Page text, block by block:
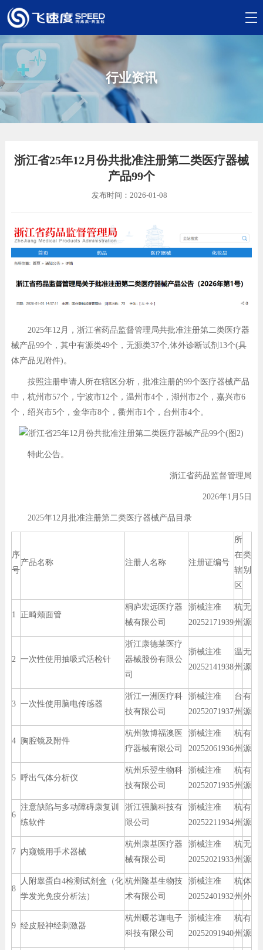
行业资讯
浙江省25年12月份共批准注册第二类医疗器械
产品99个
发布时间：2026-01-08
2025年12月，浙江省药品监督管理局共批准注册第二类医疗器
械产品99个，其中有源类49个，无源类37个,体外诊断试剂13个(具
体产品见附件)。
按照注册申请人所在辖区分析，批准注册的99个医疗器械产品
中，杭州市57个，宁波市12个，温州市4个，湖州市2个，嘉兴市6
个，绍兴市5个，金华市8个，衢州市1个，台州市4个。
特此公告。
浙江省药品监督管理局
2026年1月5日
2025年12月批准注册第二类医疗器械产品目录
序
号
产品名称 注册人名称 注册证编号
所
在
辖
区
类
别
1 正畸颊面管
桐庐宏远医疗器
械有限公司
浙械注准
20252171939
杭
州
无
源
2 一次性使用抽吸式活检针
浙江康德莱医疗
器械股份有限公
司
浙械注准
20252141938
温
州
无
源
3 一次性使用脑电传感器
浙江一洲医疗科
技有限公司
浙械注准
20252071937
台
州
有
源
4 胸腔镜及附件
杭州敦博福澳医
疗器械有限公司
浙械注准
20252061936
杭
州
有
源
5 呼出气体分析仪
杭州乐翌生物科
技有限公司
浙械注准
20252071935
杭
州
有
源
6
注意缺陷与多动障碍康复训
练软件
浙江强脑科技有
限公司
浙械注准
20252211934
杭
州
有
源
7 内窥镜用手术器械
杭州康基医疗器
械有限公司
浙械注准
20252021933
杭
州
无
源
8
人附睾蛋白4检测试剂盒（化
学发光免疫分析法）
杭州隆基生物技
术有限公司
浙械注准
20252401932
杭
州
体
外
9 经皮胫神经刺激器
杭州暖芯迦电子
科技有限公司
浙械注准
20252091940
杭
州
有
源